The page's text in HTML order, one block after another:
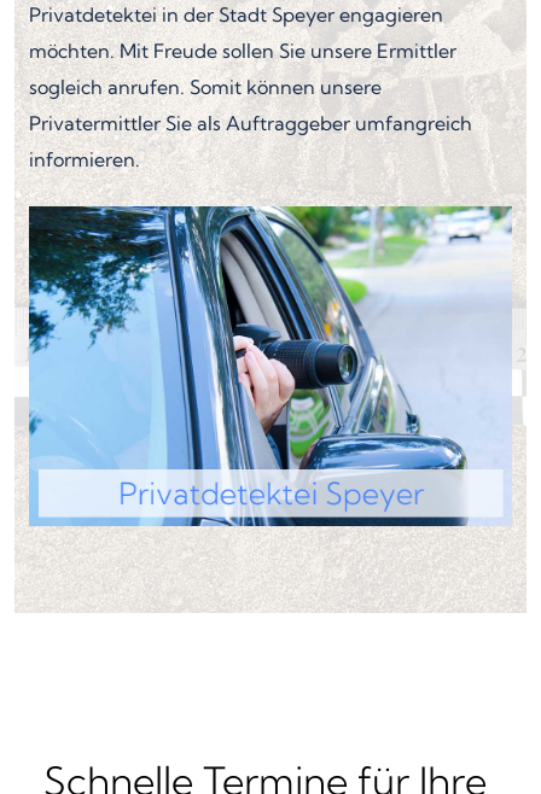
Privatdetektei in der Stadt Speyer engagieren
möchten. Mit Freude sollen Sie unsere Ermittler
sogleich anrufen. Somit können unsere
Privatermittler Sie als Auftraggeber umfangreich
informieren.
Schnelle Termine für Ihre